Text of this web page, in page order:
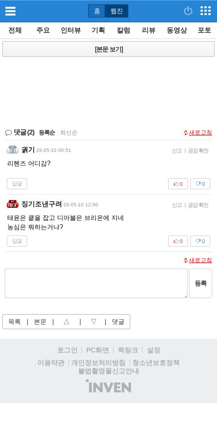
홈 웹진
전체 주요 인터뷰 기획 칼럼 리뷰 동영상 포토
[본문 보기]
댓글(2) 등록순 최신순 새로고침
궑기 26-05-10 00:51 신고 | 공감 확인
리헨즈 어디감?
답글 0
0
징기조낸구려 26-05-10 12:00 신고 | 공감 확인
태윤은 킅을 잡고 디아블은 브리온에 지네
농심은 뭐하는거냐?
답글 0
0
새로고침
등록
목록 본문 △ ▽ 댓글
로그인 PC화면 퀵링크
설정
이용약관
개인정보처리방침
청소년보호정책
불법촬영물신고안내
(주)
인